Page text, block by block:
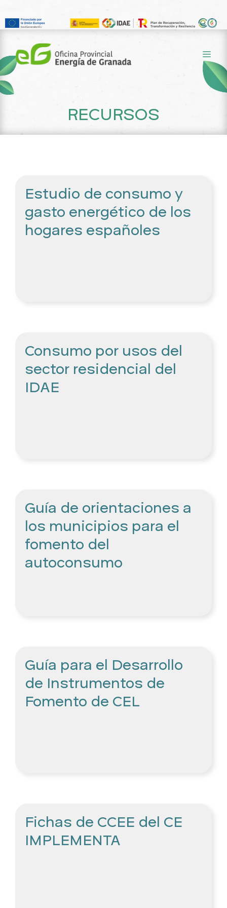
contenido
RECURSOS
Estudio de consumo y
gasto energético de los
hogares españoles
Consumo por usos del
sector residencial del
IDAE
Guía de orientaciones a
los municipios para el
fomento del
autoconsumo
Guía para el Desarrollo
de Instrumentos de
Fomento de CEL
Fichas de CCEE del CE
IMPLEMENTA